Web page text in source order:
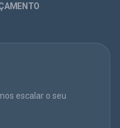
escalar o seu